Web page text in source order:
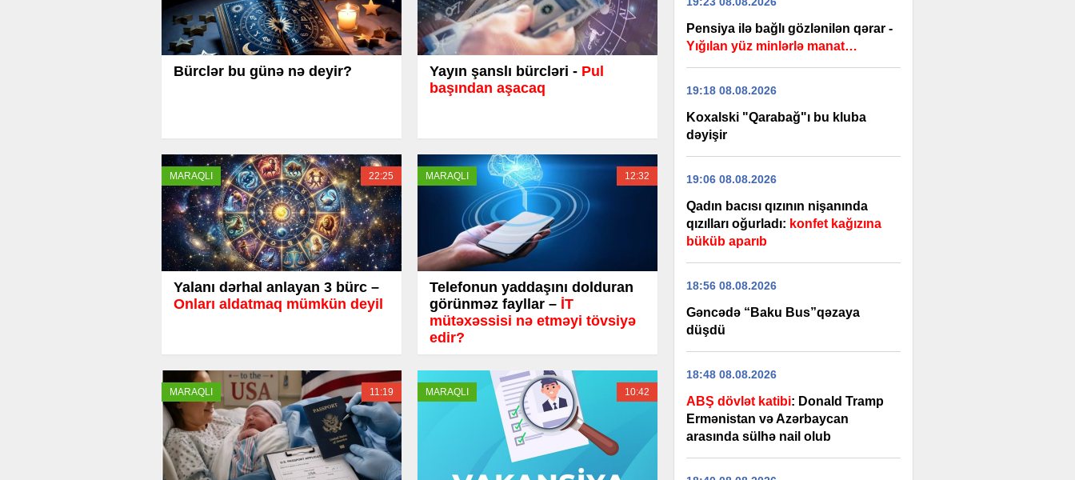
Bürclər bu günə nə deyir? Yayın şanslı bürcləri - Pul
başından aşacaq
MARAQLI 22:25
Yalanı dərhal anlayan 3 bürc –
Onları aldatmaq mümkün deyil
MARAQLI 12:32
Telefonun yaddaşını dolduran
görünməz fayllar – İT
mütəxəssisi nə etməyi tövsiyə
edir?
MARAQLI 11:19 MARAQLI 10:42
Pensiya ilə bağlı gözlənilən qərar -
Yığılan yüz minlərlə manat…
19:18 08.08.2026
Koxalski "Qarabağ"ı bu kluba
dəyişir
19:06 08.08.2026
Qadın bacısı qızının nişanında
qızılları oğurladı: konfet kağızına
büküb aparıb
18:56 08.08.2026
Gəncədə “Baku Bus”qəzaya
düşdü
18:48 08.08.2026
ABŞ dövlət katibi: Donald Tramp
Ermənistan və Azərbaycan
arasında sülhə nail olub